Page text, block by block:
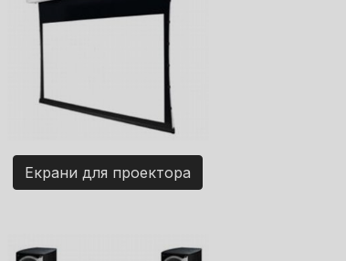
Екрани для проектора